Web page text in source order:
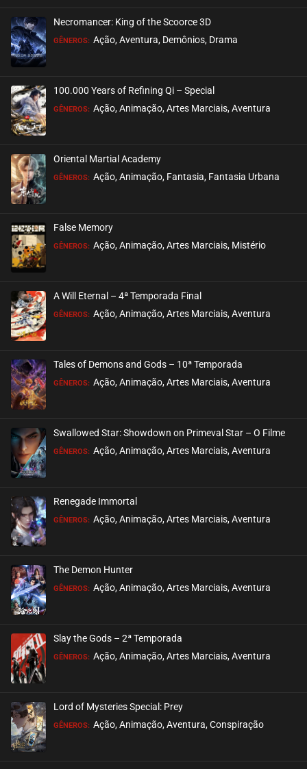
EPISÓDIO 02
janeiro 22, 2026
EPISÓDIO 01
janeiro 15, 2026
Necromancer: King of the Scoorce 3D
GÊNEROS: Ação, Aventura, Demônios, Drama
100.000 Years of Refining Qi – Special
GÊNEROS: Ação, Animação, Artes Marciais, Aventura
Oriental Martial Academy
GÊNEROS: Ação, Animação, Fantasia, Fantasia Urbana
False Memory
GÊNEROS: Ação, Animação, Artes Marciais, Mistério
A Will Eternal – 4ª Temporada Final
GÊNEROS: Ação, Animação, Artes Marciais, Aventura
Tales of Demons and Gods – 10ª Temporada
GÊNEROS: Ação, Animação, Artes Marciais, Aventura
Swallowed Star: Showdown on Primeval Star – O Filme
GÊNEROS: Ação, Animação, Artes Marciais, Aventura
Renegade Immortal
GÊNEROS: Ação, Animação, Artes Marciais, Aventura
The Demon Hunter
GÊNEROS: Ação, Animação, Artes Marciais, Aventura
Slay the Gods – 2ª Temporada
GÊNEROS: Ação, Animação, Artes Marciais, Aventura
Lord of Mysteries Special: Prey
GÊNEROS: Ação, Animação, Aventura, Conspiração